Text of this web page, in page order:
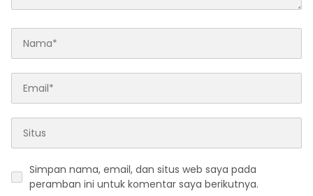
Simpan nama, email, dan situs web saya pada
peramban ini untuk komentar saya berikutnya.